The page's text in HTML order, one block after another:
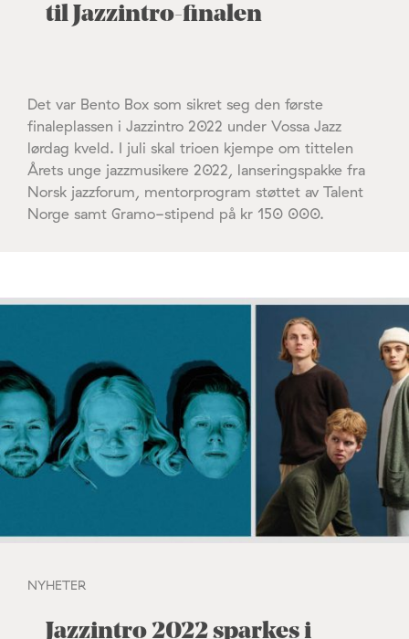
til Jazzintro-finalen
Det var Bento Box som sikret seg den første
finaleplassen i Jazzintro 2022 under Vossa Jazz
lørdag kveld. I juli skal trioen kjempe om tittelen
Årets unge jazzmusikere 2022, lanseringspakke fra
Norsk jazzforum, mentorprogram støttet av Talent
Norge samt Gramo-stipend på kr 150 000.
NYHETER
Jazzintro 2022 sparkes i